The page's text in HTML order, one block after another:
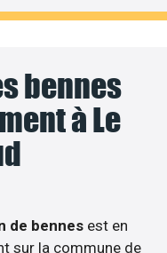
bennes
à Le
de bennesest en
sur la commune de